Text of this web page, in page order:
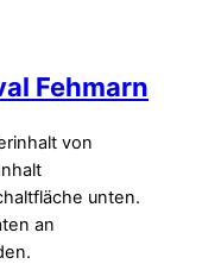
Fehmarn
von
unten.
an